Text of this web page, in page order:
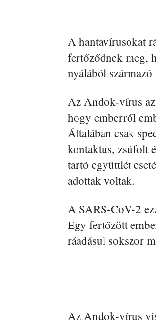
A hantavírusokat
fertőződnek meg,
nyálából
Az Andok-vírus
hogy emberről
Általában csak
kontaktus, zsúfolt
tartó együttlét
adottak voltak.
A SARS-CoV-2
Egy fertőzött
ráadásul sokszor
Az Andok-vírus